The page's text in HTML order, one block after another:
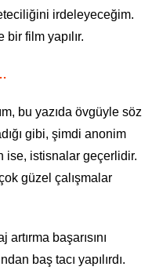
irdeleyeceğim.
film yapılır.
bu yazıda övgüyle söz
gibi, şimdi anonim
ise, istisnalar geçerlidir.
güzel çalışmalar
başarısını
baş tacı yapılırdı.